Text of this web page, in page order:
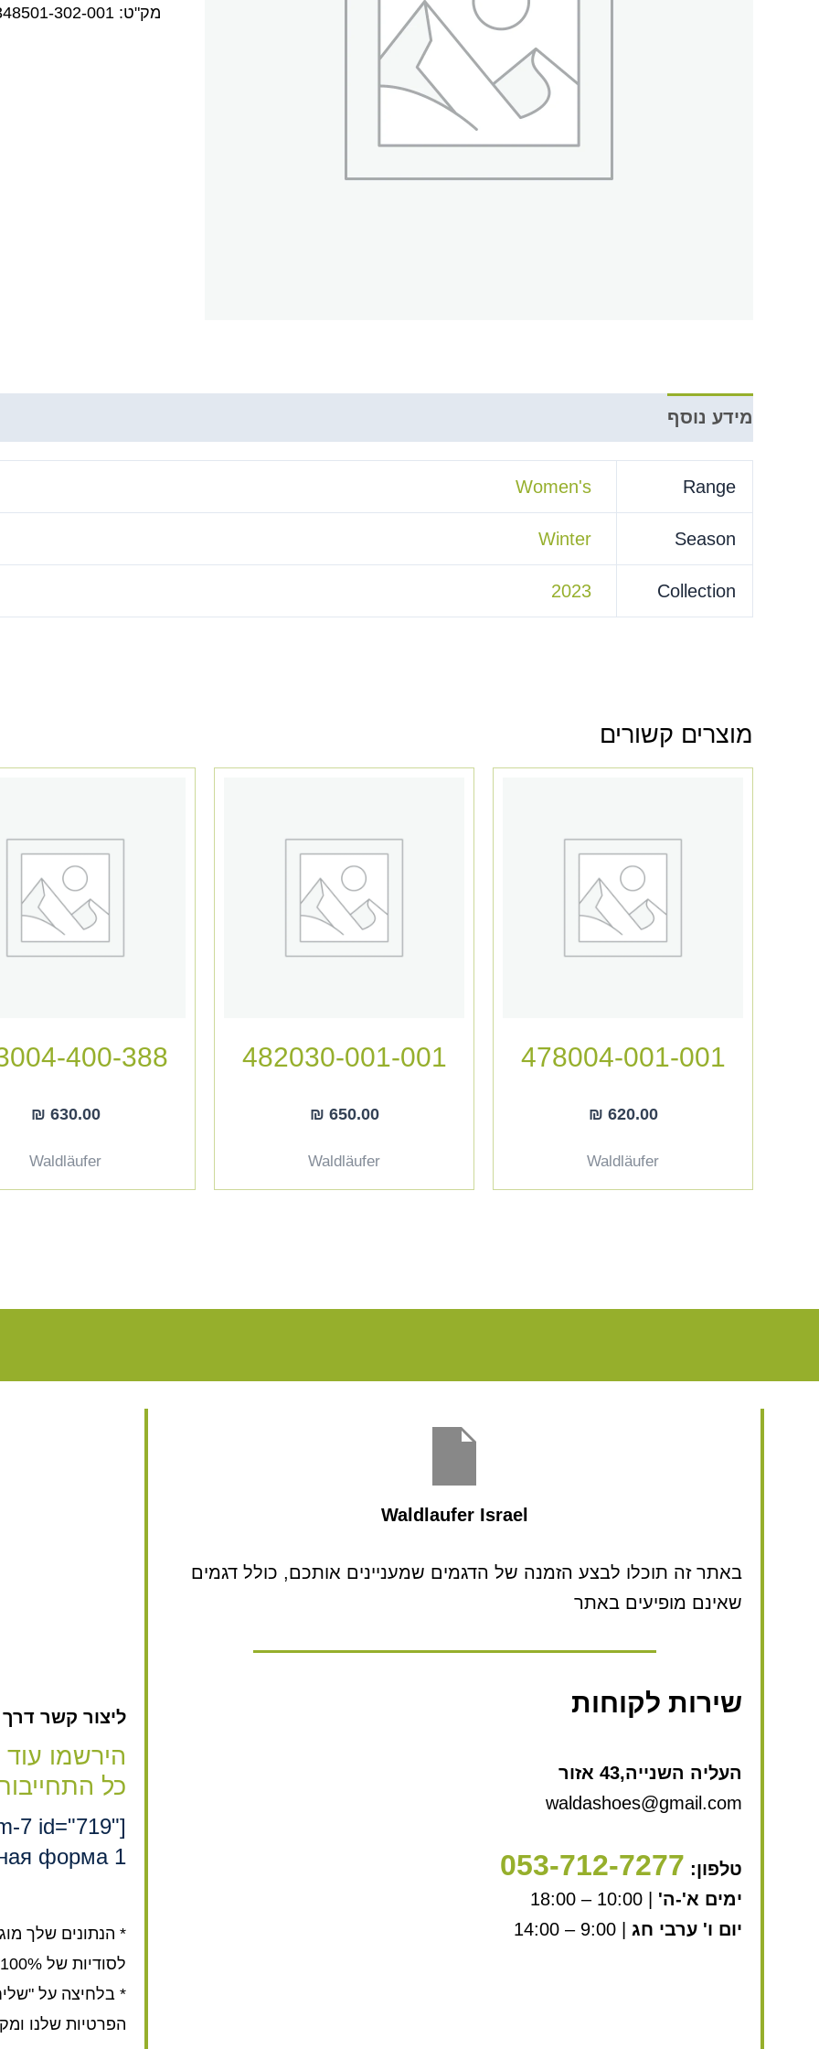
מק"ט: 302-001
מידע נוסף
Range
Women's
Season
Winter
Collection
2023
מוצרים קשורים
478004-001-001
₪ 620.00
Waldläufer
482030-001-001
₪ 650.00
Waldläufer
400-388
₪ 630.00
Waldläufer
Waldlaufer Israel
באתר זה תוכלו לבצע הזמנה של הדגמים שמעניינים אותכם, כולל דגמים
שאינם מופיעים באתר
שירות לקוחות
העליה השנייה,43 אזור
waldashoes@gmail.com
טלפון: 053-712-7277
ימים א'-ה'
יום ו' ערבי חג
ליצור קשר דרך
הירשמו
כל
7 id="719"
форма 1"]
* הנתונים שלך
לסודיות של 100%.
* בלחיצה על
הפרטיות שלנו